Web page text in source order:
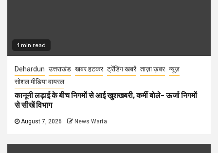
1 min read
Dehardun उत्तराखंड खबर हटकर ट्रेंडिंग खबरें ताज़ा ख़बर न्यूज़
सोशल मीडिया वायरल
कानूनी लड़ाई के बीच निगमों से आई खुशखबरी, कर्मी बोले- ऊर्जा निगमों
से सीखें विभाग
August 7, 2026 News Warta